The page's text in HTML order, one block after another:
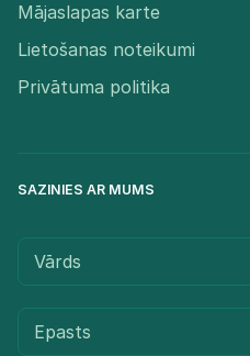
Mājaslapas karte
Lietošanas noteikumi
Privātuma politika
SAZINIES AR MUMS